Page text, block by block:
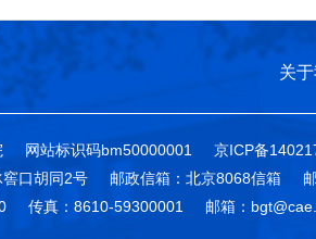
关
网站标识码bm50000001
京ICP备
口胡同2号
邮政信箱：北京8068信箱
传真：8610-59300001 邮箱：